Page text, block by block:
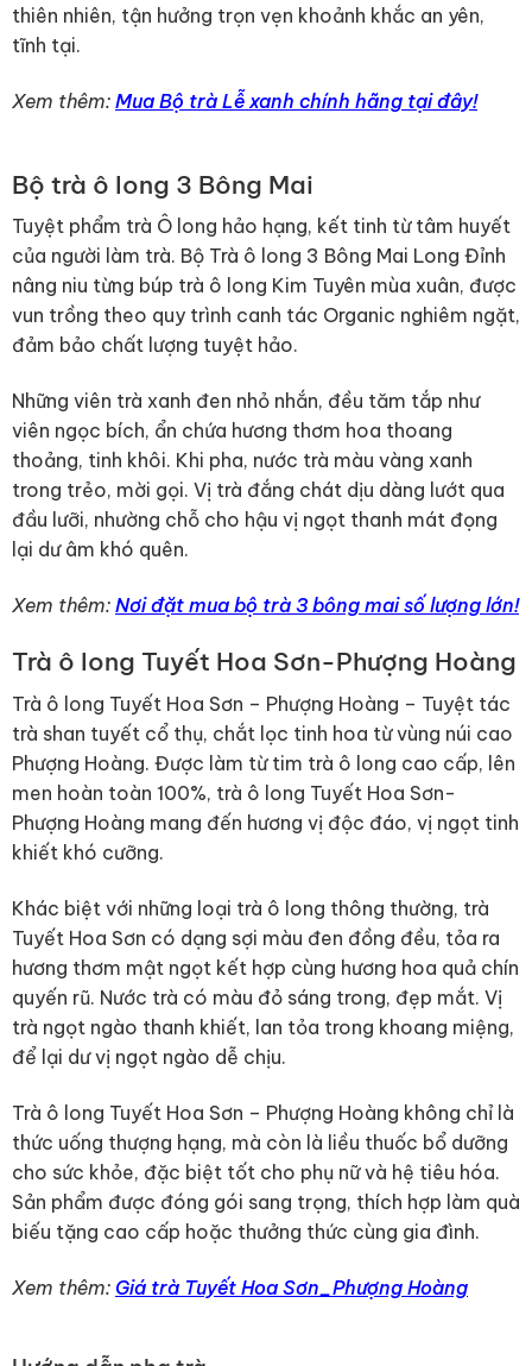
thiên nhiên, tận hưởng trọn vẹn khoảnh khắc an yên,
tĩnh tại.
Xem thêm: Mua Bộ trà Lễ xanh chính hãng tại đây!
Bộ trà ô long 3 Bông Mai
Tuyệt phẩm trà Ô long hảo hạng, kết tinh từ tâm huyết
của người làm trà. Bộ Trà ô long 3 Bông Mai Long Đỉnh
nâng niu từng búp trà ô long Kim Tuyên mùa xuân, được
vun trồng theo quy trình canh tác Organic nghiêm ngặt,
đảm bảo chất lượng tuyệt hảo.
Những viên trà xanh đen nhỏ nhắn, đều tăm tắp như
viên ngọc bích, ẩn chứa hương thơm hoa thoang
thoảng, tinh khôi. Khi pha, nước trà màu vàng xanh
trong trẻo, mời gọi. Vị trà đắng chát dịu dàng lướt qua
đầu lưỡi, nhường chỗ cho hậu vị ngọt thanh mát đọng
lại dư âm khó quên.
Xem thêm: Nơi đặt mua bộ trà 3 bông mai số lượng lớn!
Trà ô long Tuyết Hoa Sơn-Phượng Hoàng
Trà ô long Tuyết Hoa Sơn – Phượng Hoàng – Tuyệt tác
trà shan tuyết cổ thụ, chắt lọc tinh hoa từ vùng núi cao
Phượng Hoàng. Được làm từ tim trà ô long cao cấp, lên
men hoàn toàn 100%, trà ô long Tuyết Hoa Sơn-
Phượng Hoàng mang đến hương vị độc đáo, vị ngọt tinh
khiết khó cưỡng.
Khác biệt với những loại trà ô long thông thường, trà
Tuyết Hoa Sơn có dạng sợi màu đen đồng đều, tỏa ra
hương thơm mật ngọt kết hợp cùng hương hoa quả chín
quyến rũ. Nước trà có màu đỏ sáng trong, đẹp mắt. Vị
trà ngọt ngào thanh khiết, lan tỏa trong khoang miệng,
để lại dư vị ngọt ngào dễ chịu.
Trà ô long Tuyết Hoa Sơn – Phượng Hoàng không chỉ là
thức uống thượng hạng, mà còn là liều thuốc bổ dưỡng
cho sức khỏe, đặc biệt tốt cho phụ nữ và hệ tiêu hóa.
Sản phẩm được đóng gói sang trọng, thích hợp làm quà
biếu tặng cao cấp hoặc thưởng thức cùng gia đình.
Xem thêm: Giá trà Tuyết Hoa Sơn_Phượng Hoàng